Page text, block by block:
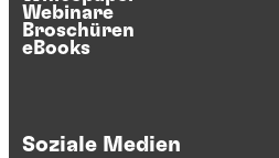
Webinare
Broschüren
eBooks
Soziale Medien